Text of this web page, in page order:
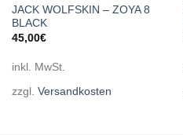
JACK WOLFSKIN – ZOYA 8
BLACK
45,00€
inkl. MwSt.
zzgl. Versandkosten